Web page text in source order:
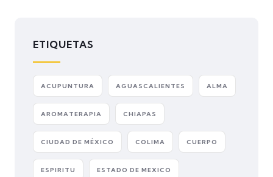
ETIQUETAS
ACUPUNTURA AGUASCALIENTES ALMA
AROMATERAPIA CHIAPAS
CIUDAD DE MÉXICO COLIMA CUERPO
ESPIRITU ESTADO DE MEXICO